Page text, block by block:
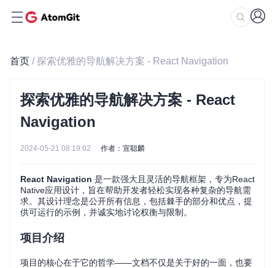
首页 / 探索优雅的导航解决方案 - React Navigation
探索优雅的导航解决方案 - React
Navigation
2024-05-21 08:19:02 作者：宣聪麟
React Navigation 是一款强大且灵活的导航框架，专为React
Native应用设计，旨在帮助开发者轻松实现各种复杂的导航需
求。其设计理念是公开所有信息，包括棘手的部分和优点，提
供可运行的示例，并诚实地讨论权衡与限制。
项目介绍
项目的核心在于它的哲学——文档不仅是关于好的一面，也要